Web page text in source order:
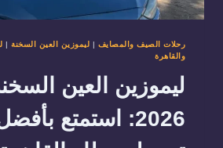
رحلات الصيف والمصايف ليموزين العين السخنة|
والقاهرة
ليموزين العين
2026: استمتع